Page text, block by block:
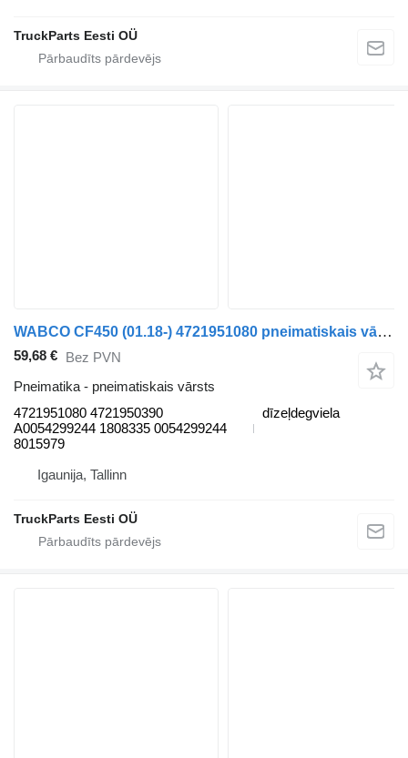
TruckParts Eesti OÜ
WABCO CF450 (01.18-) 4721951080 pneimatiskais vārsts paredzēts DAF CF450, CF460 (2017-) vilcēja
59,68 € Bez PVN
Pneimatika - pneimatiskais vārsts
4721951080 4721950390
A0054299244 1808335 0054299244
8015979
dīzeļdegviela
Igaunija, Tallinn
TruckParts Eesti OÜ